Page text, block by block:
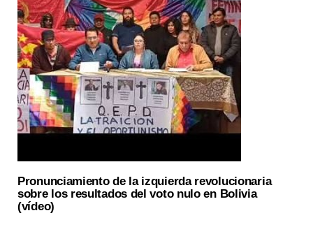
Pronunciamiento de la izquierda revolucionaria
sobre los resultados del voto nulo en Bolivia
(vídeo)